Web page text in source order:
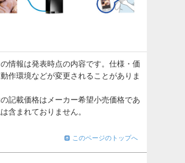
情報は発表時点の内容です。仕様・価
作環境などが変更されることがありま
記載価格はメーカー希望小売価格であ
含まれておりません。
このページのトップへ